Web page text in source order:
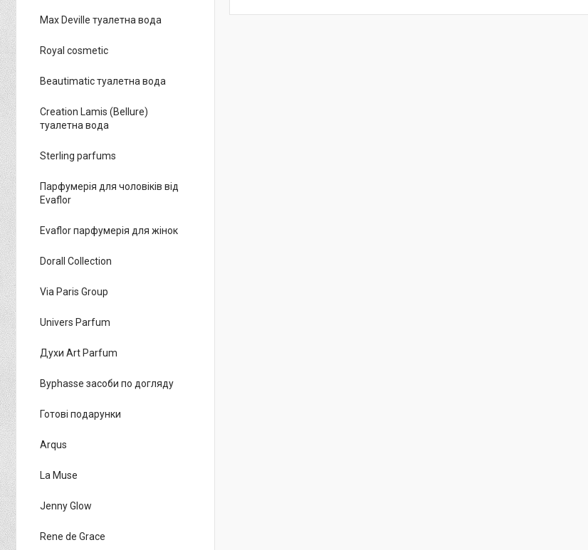
Max Deville туалетна вода
Royal cosmetic
Beautimatic туалетна вода
Creation Lamis (Bellure)
туалетна вода
Sterling parfums
Парфумерія для чоловіків від
Evaflor
Evaflor парфумерія для жінок
Dorall Collection
Via Paris Group
Univers Parfum
Духи Art Parfum
Byphasse засоби по догляду
Готові подарунки
Arqus
La Muse
Jenny Glow
Rene de Grace